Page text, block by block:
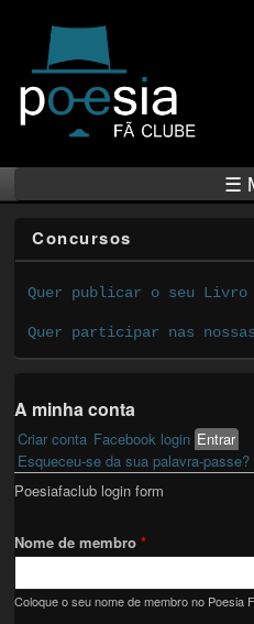
☰
Concursos
Quer publicar o seu Livro
Quer participar nas
A minha conta
Primary tabs
Criar conta Facebook login Entrar
Esqueceu-se da sua palavra-passe?
Poesiafaclub login form
Nome de membro*
Coloque o seu nome de membro no Poesia